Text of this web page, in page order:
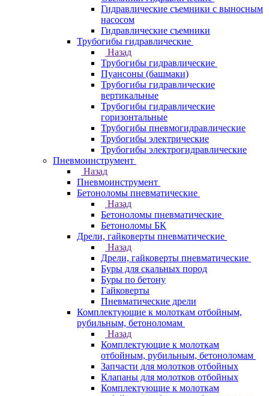
Гидравлические cъемники с выносным
насосом
Гидравлические съемники
Трубогибы гидравлические
Назад
Трубогибы гидравлические
Пуансоны (башмаки)
Трубогибы гидравлические
вертикальные
Трубогибы гидравлические
горизонтальные
Трубогибы пневмогидравлические
Трубогибы электрические
Трубогибы электрогидравлические
Пневмоинструмент
Назад
Пневмоинструмент
Бетоноломы пневматические
Назад
Бетоноломы пневматические
Бетоноломы БК
Дрели, гайковерты пневматические
Назад
Дрели, гайковерты пневматические
Буры для скальных пород
Буры по бетону
Гайковерты
Пневматические дрели
Комплектующие к молоткам отбойным,
рубильным, бетоноломам
Назад
Комплектующие к молоткам
отбойным, рубильным, бетоноломам
Запчасти для молотков отбойных
Клапаны для молотков отбойных
Комплектующие к молоткам